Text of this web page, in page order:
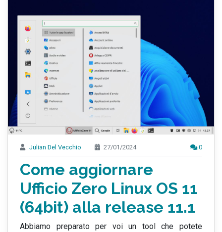
Julian Del Vecchio 27/01/2024 0
Come aggiornare
Ufficio Zero Linux OS 11
(64bit) alla release 11.1
Abbiamo preparato per voi un tool che potete